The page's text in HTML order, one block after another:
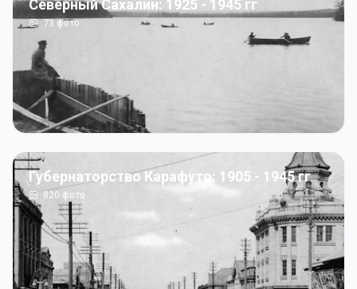
Северный Сахалин: 1925 - 1945 гг
73фото
Губернаторство Карафуто: 1905 - 1945 гг
820 фото